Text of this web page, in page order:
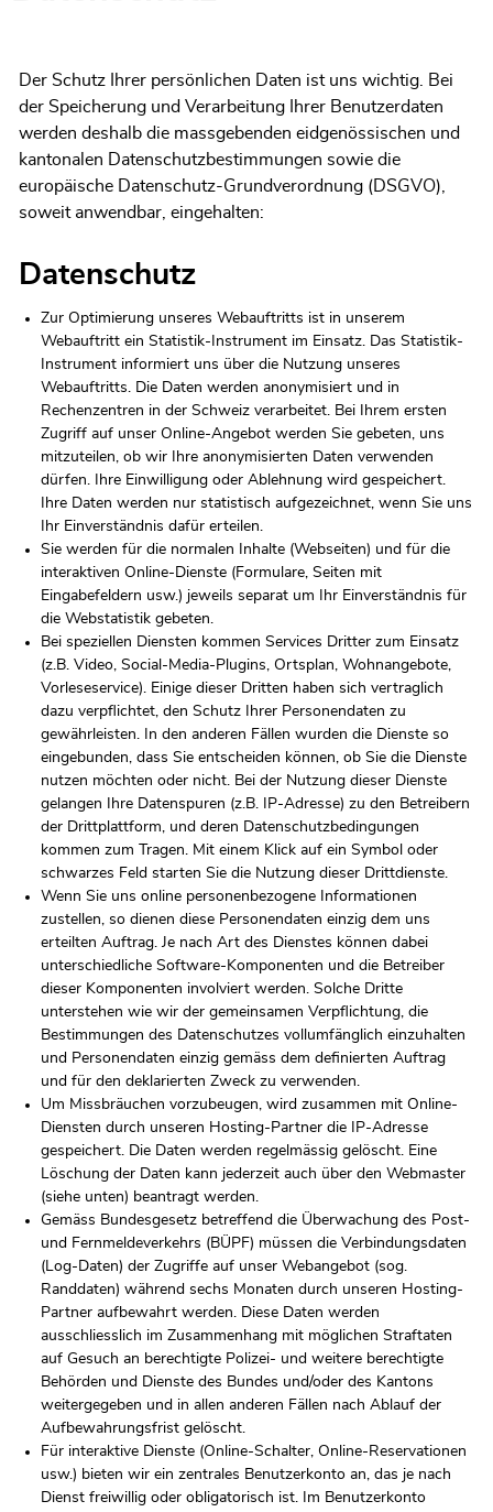
Der Schutz Ihrer persönlichen Daten ist uns wichtig. Bei
der Speicherung und Verarbeitung Ihrer Benutzerdaten
werden deshalb die massgebenden eidgenössischen und
kantonalen Datenschutzbestimmungen sowie die
europäische Datenschutz-Grundverordnung (DSGVO),
soweit anwendbar, eingehalten:
Datenschutz
Zur Optimierung unseres Webauftritts ist in unserem
Webauftritt ein Statistik-Instrument im Einsatz. Das Statistik-
Instrument informiert uns über die Nutzung unseres
Webauftritts. Die Daten werden anonymisiert und in
Rechenzentren in der Schweiz verarbeitet. Bei Ihrem ersten
Zugriff auf unser Online-Angebot werden Sie gebeten, uns
mitzuteilen, ob wir Ihre anonymisierten Daten verwenden
dürfen. Ihre Einwilligung oder Ablehnung wird gespeichert.
Ihre Daten werden nur statistisch aufgezeichnet, wenn Sie uns
Ihr Einverständnis dafür erteilen.
Sie werden für die normalen Inhalte (Webseiten) und für die
interaktiven Online-Dienste (Formulare, Seiten mit
Eingabefeldern usw.) jeweils separat um Ihr Einverständnis für
die Webstatistik gebeten.
Bei speziellen Diensten kommen Services Dritter zum Einsatz
(z.B. Video, Social-Media-Plugins, Ortsplan, Wohnangebote,
Vorleseservice). Einige dieser Dritten haben sich vertraglich
dazu verpflichtet, den Schutz Ihrer Personendaten zu
gewährleisten. In den anderen Fällen wurden die Dienste so
eingebunden, dass Sie entscheiden können, ob Sie die Dienste
nutzen möchten oder nicht. Bei der Nutzung dieser Dienste
gelangen Ihre Datenspuren (z.B. IP-Adresse) zu den Betreibern
der Drittplattform, und deren Datenschutzbedingungen
kommen zum Tragen. Mit einem Klick auf ein Symbol oder
schwarzes Feld starten Sie die Nutzung dieser Drittdienste.
Wenn Sie uns online personenbezogene Informationen
zustellen, so dienen diese Personendaten einzig dem uns
erteilten Auftrag. Je nach Art des Dienstes können dabei
unterschiedliche Software-Komponenten und die Betreiber
dieser Komponenten involviert werden. Solche Dritte
unterstehen wie wir der gemeinsamen Verpflichtung, die
Bestimmungen des Datenschutzes vollumfänglich einzuhalten
und Personendaten einzig gemäss dem definierten Auftrag
und für den deklarierten Zweck zu verwenden.
Um Missbräuchen vorzubeugen, wird zusammen mit Online-
Diensten durch unseren Hosting-Partner die IP-Adresse
gespeichert. Die Daten werden regelmässig gelöscht. Eine
Löschung der Daten kann jederzeit auch über den Webmaster
(siehe unten) beantragt werden.
Gemäss Bundesgesetz betreffend die Überwachung des Post-
und Fernmeldeverkehrs (BÜPF) müssen die Verbindungsdaten
(Log-Daten) der Zugriffe auf unser Webangebot (sog.
Randdaten) während sechs Monaten durch unseren Hosting-
Partner aufbewahrt werden. Diese Daten werden
ausschliesslich im Zusammenhang mit möglichen Straftaten
auf Gesuch an berechtigte Polizei- und weitere berechtigte
Behörden und Dienste des Bundes und/oder des Kantons
weitergegeben und in allen anderen Fällen nach Ablauf der
Aufbewahrungsfrist gelöscht.
Für interaktive Dienste (Online-Schalter, Online-Reservationen
usw.) bieten wir ein zentrales Benutzerkonto an, das je nach
Dienst freiwillig oder obligatorisch ist. Im Benutzerkonto